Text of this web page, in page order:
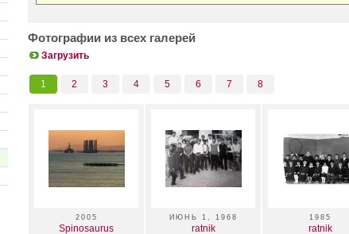
Фотографии из всех галерей
Загрузить
1 2 3 4 5 6 7 8
2005
Spinosaurus
ИЮНЬ 1, 1968
ratnik
1985
ratnik